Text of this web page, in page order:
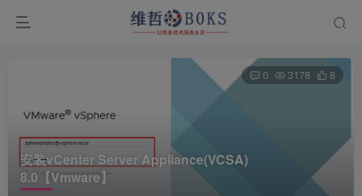
安装vCenter Server Appliance(VCSA)
8.0 【Vmware】
0 3178 8